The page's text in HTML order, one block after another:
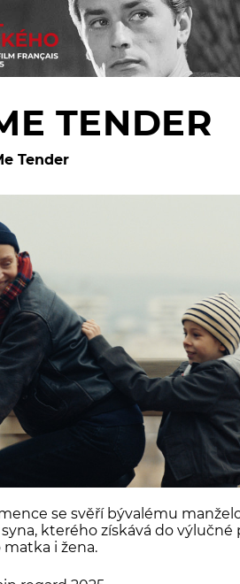
TENDER
Tender
se svěří bývalému
kterého získává do
i žena.